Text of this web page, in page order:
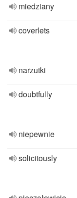
miedziany
coverlets
narzutki
doubtfully
niepewnie
solicitously